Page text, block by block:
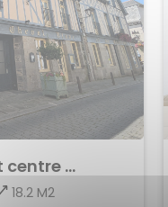
Achat Appartement centre ville
18.2 M2